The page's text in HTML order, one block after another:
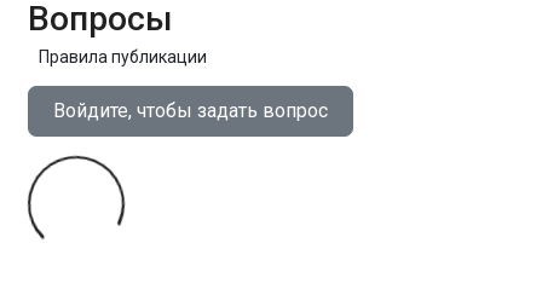
Вопросы
Правила публикации
Войдите, чтобы задать вопрос